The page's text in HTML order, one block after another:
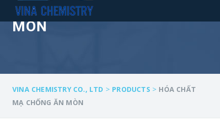
HÓA CHẤT MẠ CHỐNG ĂN
MÒN
VINA CHEMISTRY CO., LTD > PRODUCTS > HÓA CHẤT
MẠ CHỐNG ĂN MÒN